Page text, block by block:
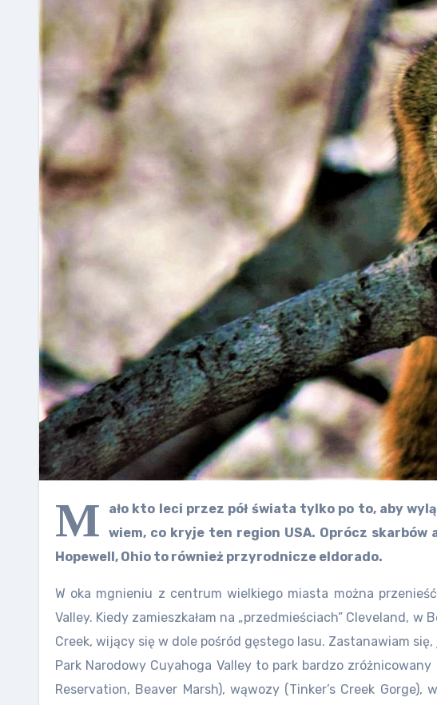
M
ało kto leci przez pół świata tylko po to, aby
wiem, co kryje ten region USA. Oprócz
Hopewell, Ohio to również przyrodnicze eldorado.
W oka mgnieniu z centrum wielkiego miasta można
Valley. Kiedy zamieszkałam na „przedmieściach” Cleveland,
Creek, wijący się w dole pośród gęstego lasu. Zastanawiam
Park Narodowy Cuyahoga Valley to park bardzo
Reservation, Beaver Marsh), wąwozy (Tinker’s Creek